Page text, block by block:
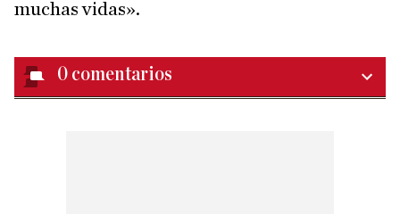
muchas vidas».
0 comentarios